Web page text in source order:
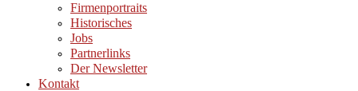
Firmenportraits
Historisches
Jobs
Partnerlinks
Der Newsletter
Kontakt